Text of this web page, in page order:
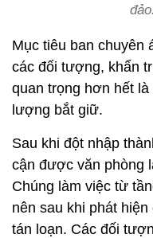
Mục tiêu ban chuyên
các đối tượng, khẩn
quan trọng hơn hết
lượng bắt giữ.
Sau khi đột nhập
cận được văn phòng
Chúng làm việc từ
nên sau khi phát
tán loạn. Các đối